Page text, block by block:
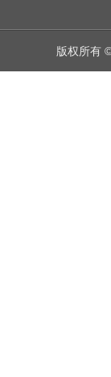
版权所有